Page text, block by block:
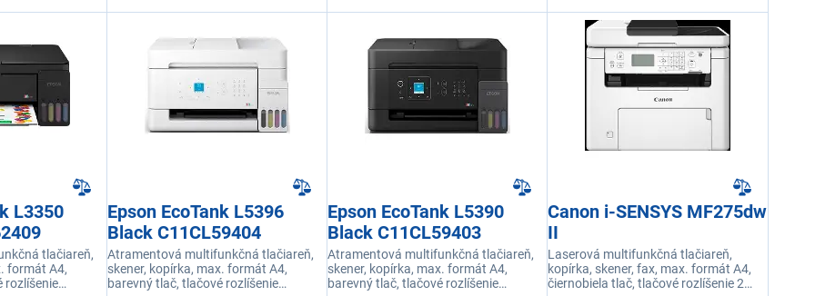
L3350
tlačiareň,
formát A4,
rozlíšenie
Epson EcoTank L5396
Black C11CL59404
Atramentová multifunkčná tlačiareň,
skener, kopírka, max. formát A4,
barevný tlač, tlačové rozlíšenie
Epson EcoTank L5390
Black C11CL59403
Atramentová multifunkčná tlačiareň,
skener, kopírka, max. formát A4,
barevný tlač, tlačové rozlíšenie
Canon i-SENSYS MF275dw
II
Laserová multifunkčná tlačiareň,
kopírka, skener, fax, max. formát A4,
čiernobiela tlač, tlačové rozlíšenie 2